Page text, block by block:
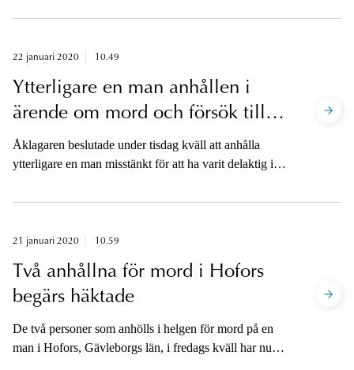
Wenna är tillgänglig för media på telefon.
22 januari 2020 10.49
Ytterligare en man anhållen i
ärende om mord och försök till
mord i Kungens Kurva
Åklagaren beslutade under tisdag kväll att anhålla
ytterligare en man misstänkt för att ha varit delaktig i
Kungens kurva i södra Stockholm i lördags
svårt vid händelsen.
21 januari 2020 10.59
Två anhållna för mord i Hofors
begärs häktade
De två personer som anhölls i helgen för mord på en
man i Hofors, Gävleborgs län, i fredags kväll har nu